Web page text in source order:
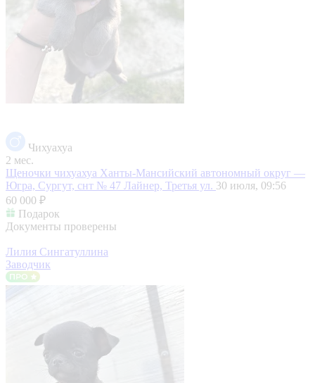
Чихуахуа
2 мес.
Щеночки чихуахуа Ханты-Мансийский автономный округ —
Югра, Сургут, снт № 47 Лайнер, Третья ул. 30 июля, 09:56
60 000 ₽
Подарок
Документы проверены
Лилия Сингатуллина
Заводчик